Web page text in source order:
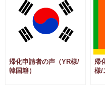
帰化申請者の声（YR様/
韓国籍）
帰
様/